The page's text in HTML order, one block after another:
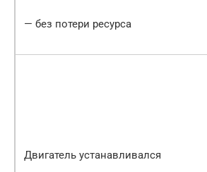
— без потери ресурса
Двигатель устанавливался